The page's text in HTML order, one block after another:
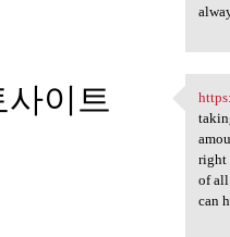
사이트
right
of
can